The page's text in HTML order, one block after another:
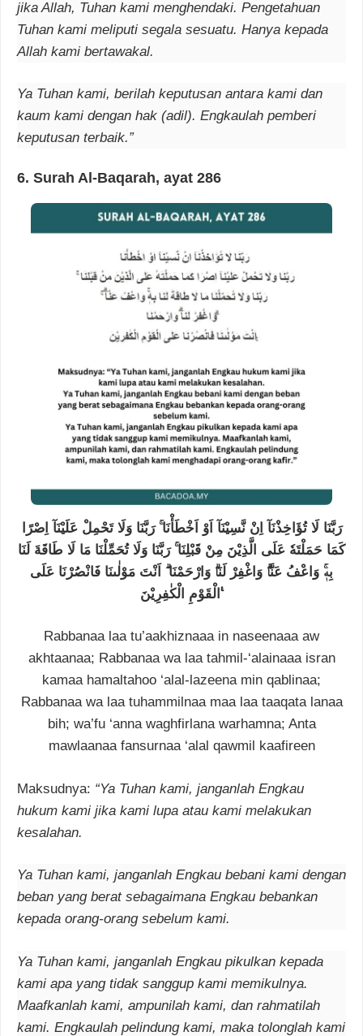
jika Allah, Tuhan kami menghendaki. Pengetahuan
Tuhan kami meliputi segala sesuatu. Hanya kepada
Allah kami bertawakal.
Ya Tuhan kami, berilah keputusan antara kami dan
kaum kami dengan hak (adil). Engkaulah pemberi
keputusan terbaik.”
6. Surah Al-Baqarah, ayat 286
رَبَّنَا لَا تُؤَاخِذْنَآ اِنْ نَّسِيْنَآ اَوْ اَخْطَأْنَا ۚ رَبَّنَا وَلَا تَحْمِلْ عَلَيْنَآ اِصْرًا
كَمَا حَمَلْتَهٗ عَلَى الَّذِيْنَ مِنْ قَبْلِنَا ۚ رَبَّنَا وَلَا تُحَمِّلْنَا مَا لَا طَاقَةَ لَنَا
بِهٖۚ وَاعْفُ عَنَّاۗ وَاغْفِرْ لَنَاۗ وَارْحَمْنَا ۗ اَنْتَ مَوْلٰىنَا فَانْصُرْنَا عَلَى
الْقَوْمِ الْكٰفِرِيْنَ ࣖ
Rabbanaa laa tu’aakhiznaaa in naseenaaa aw
akhtaanaa; Rabbanaa wa laa tahmil-‘alainaaa isran
kamaa hamaltahoo ‘alal-lazeena min qablinaa;
Rabbanaa wa laa tuhammilnaa maa laa taaqata lanaa
bih; wa’fu ‘anna waghfirlana warhamna; Anta
mawlaanaa fansurnaa ‘alal qawmil kaafireen
Maksudnya: “Ya Tuhan kami, janganlah Engkau
hukum kami jika kami lupa atau kami melakukan
kesalahan.
Ya Tuhan kami, janganlah Engkau bebani kami dengan
beban yang berat sebagaimana Engkau bebankan
kepada orang-orang sebelum kami.
Ya Tuhan kami, janganlah Engkau pikulkan kepada
kami apa yang tidak sanggup kami memikulnya.
Maafkanlah kami, ampunilah kami, dan rahmatilah
kami. Engkaulah pelindung kami, maka tolonglah kami